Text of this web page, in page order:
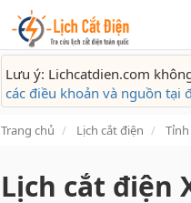
Lưu ý: Lichcatdien.com
các điều khoản và nguồn tại
Trang chủ Lịch cắt điện
Lịch cắt điện